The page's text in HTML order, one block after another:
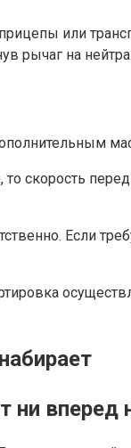
или
рычаг на
скорость
Если
вперед